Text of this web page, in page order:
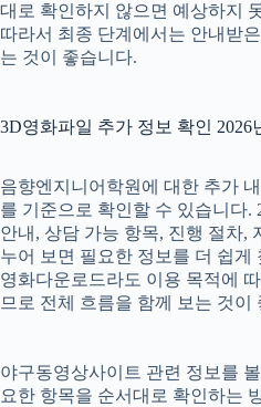
대로 확인하지 않으면 예상하지
따라서 최종 단계에서는 안내받
는 것이 좋습니다.
3D영화파일 추가 정보 확인 2026
음향엔지니어학원에 대한 추가
를 기준으로 확인할 수 있습니다.
안내, 상담 가능 항목, 진행 절차,
누어 보면 필요한 정보를 더 쉽게
영화다운로드라도 이용 목적에
므로 전체 흐름을 함께 보는 것이
야구동영상사이트 관련 정보를
요한 항목을 순서대로 확인하는